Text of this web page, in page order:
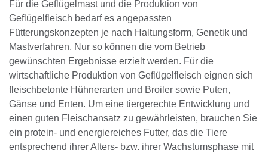
Für die Geflügelmast und die Produktion von
Geflügelfleisch bedarf es angepassten
Fütterungskonzepten je nach Haltungsform, Genetik und
Mastverfahren. Nur so können die vom Betrieb
gewünschten Ergebnisse erzielt werden. Für die
wirtschaftliche Produktion von Geflügelfleisch eignen sich
fleischbetonte Hühnerarten und Broiler sowie Puten,
Gänse und Enten. Um eine tiergerechte Entwicklung und
einen guten Fleischansatz zu gewährleisten, brauchen Sie
ein protein- und energiereiches Futter, das die Tiere
entsprechend ihrer Alters- bzw. ihrer Wachstumsphase mit